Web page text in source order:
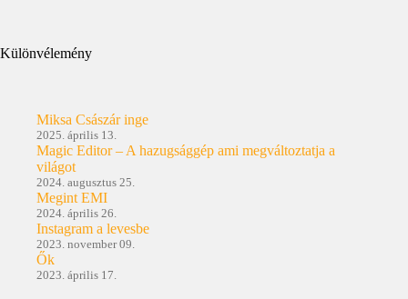
Különvélemény
Miksa Császár inge
2025. április 13.
Magic Editor – A hazugsággép ami megváltoztatja a
világot
2024. augusztus 25.
Megint EMI
2024. április 26.
Instagram a levesbe
2023. november 09.
Ők
2023. április 17.